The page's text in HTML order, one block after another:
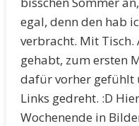
egal, denn den hab
verbracht. Mit Tisch.
gehabt, zum ersten
dafür vorher gefühlt
Links gedreht. :D
Wochenende in